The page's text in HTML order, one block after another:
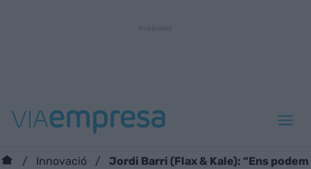
Innovació
Jordi Barri (Flax & Kale): “Ens podem